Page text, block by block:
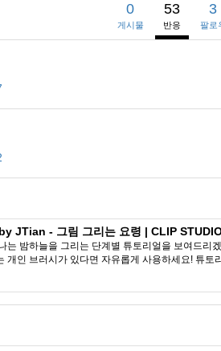
0
게시물
53
반응
3
팔로
JTian - 그림 그리는 요령 | CLIP
는 밤하늘을 그리는 단계별 튜토리얼을 보여드
개인 브러시가 있다면 자유롭게 사용하세요! 튜토